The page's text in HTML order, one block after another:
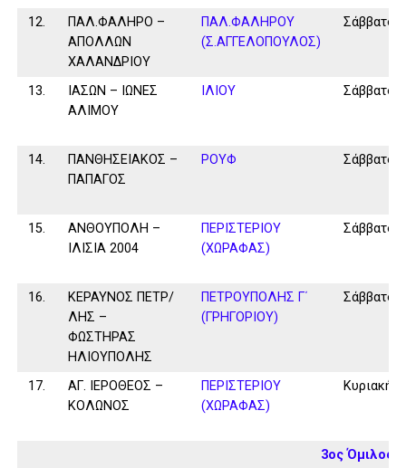
12.
ΠΑΛ.ΦΑΛΗΡΟ –
ΑΠΟΛΛΩΝ
ΧΑΛΑΝΔΡΙΟΥ
ΠΑΛ.ΦΑΛΗΡΟΥ
(Σ.ΑΓΓΕΛΟΠΟΥΛΟΣ)
Σάββατο
13.
ΙΑΣΩΝ – ΙΩΝΕΣ
ΑΛΙΜΟΥ
ΙΛΙΟΥ Σάββατο
14.
ΠΑΝΘΗΣΕΙΑΚΟΣ –
ΠΑΠΑΓΟΣ
ΡΟΥΦ Σάββατο
15.
ΑΝΘΟΥΠΟΛΗ –
ΙΛΙΣΙΑ 2004
ΠΕΡΙΣΤΕΡΙΟΥ
(ΧΩΡΑΦΑΣ)
Σάββατο
16.
ΚΕΡΑΥΝΟΣ ΠΕΤΡ/
ΛΗΣ –
ΦΩΣΤΗΡΑΣ
ΗΛΙΟΥΠΟΛΗΣ
ΠΕΤΡΟΥΠΟΛΗΣ Γ΄
(ΓΡΗΓΟΡΙΟΥ)
Σάββατο
17.
ΑΓ. ΙΕΡΟΘΕΟΣ –
ΚΟΛΩΝΟΣ
ΠΕΡΙΣΤΕΡΙΟΥ
(ΧΩΡΑΦΑΣ)
Κυριακή
3ος Όμιλος